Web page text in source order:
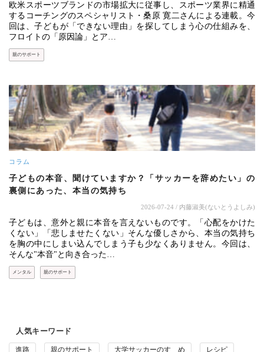
欧米スポーツブランドの市場拡大に従事し、スポーツ業界に精通
するコーチングのスペシャリスト・桑原 寛二さんによる連載。今
回は、子どもが「できない理由」を探してしまう心の仕組みを、
フロイトの「原因論」とア…
親のサポート
コラム
子どもの本音、聞けていますか？「サッカーを辞めたい」の
裏側にあった、本当の気持ち
2026-07-24 / 内藤淑美(ないとうよしみ)
子どもは、意外と親に本音を言えないものです。「心配をかけた
くない」「悲しませたくない」そんな優しさから、本当の気持ち
を胸の中にしまい込んでしまう子も少なくありません。今回は、
そんな"本音"と向き合った…
メンタル 親のサポート
人気キーワード
進路 親のサポート 大学サッカーのすゝめ レシピ